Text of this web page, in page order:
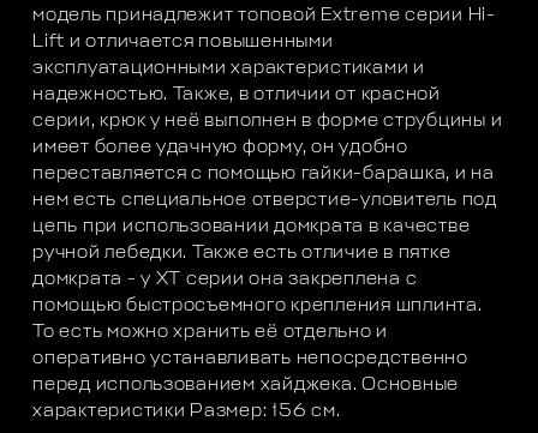
модель принадлежит топовой Extreme серии Hi-
Lift и отличается повышенными
эксплуатационными характеристиками и
надежностью. Также, в отличии от красной
серии, крюк у неё выполнен в форме струбцины и
имеет более удачную форму, он удобно
переставляется с помощью гайки-барашка, и на
нем есть специальное отверстие-уловитель под
цепь при использовании домкрата в качестве
ручной лебедки. Также есть отличие в пятке
домкрата - у XT серии она закреплена с
помощью быстросъемного крепления шплинта.
То есть можно хранить её отдельно и
оперативно устанавливать непосредственно
перед использованием хайджека. Основные
характеристики Размер: 156 см.